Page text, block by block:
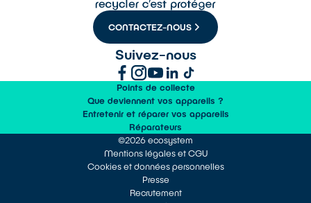
CONTACTEZ-NOUS
Suivez-nous
Points de collecte
Que deviennent vos appareils ?
Entretenir et réparer vos appareils
Réparateurs
©2026 ecosystem
Mentions légales et CGU
Cookies et données personnelles
Presse
Recrutement